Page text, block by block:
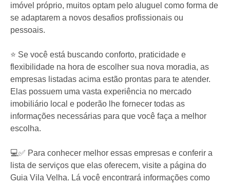
imóvel próprio, muitos optam pelo aluguel como forma de
se adaptarem a novos desafios profissionais ou
pessoais.
⭐️ Se você está buscando conforto, praticidade e
flexibilidade na hora de escolher sua nova moradia, as
empresas listadas acima estão prontas para te atender.
Elas possuem uma vasta experiência no mercado
imobiliário local e poderão lhe fornecer todas as
informações necessárias para que você faça a melhor
escolha.
💻✅ Para conhecer melhor essas empresas e conferir a
lista de serviços que elas oferecem, visite a página do
Guia Vila Velha. Lá você encontrará informações como